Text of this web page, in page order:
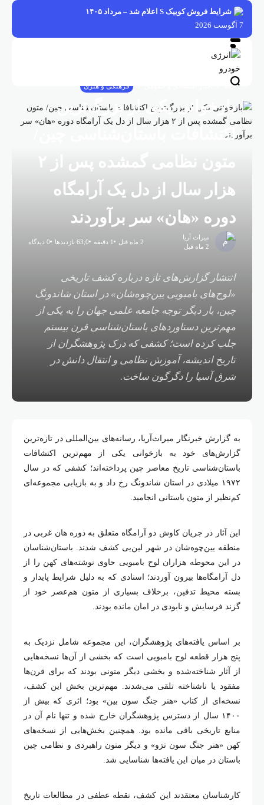
رفتن
محتوا
شرایط فروش کوییک S اعلام شد – مرداد ۱۴۰۵
7 آگوست 2026
خانه فرهنگی و هنری
بازخوانی یکی از بزرگ‌ترین
اکتشافات باستان‌شناسی چین/
هزار سال از دل یک آرامگاه
دوره «هان» سر برآوردند
میراث آریا
2 ماه قبل
2 ماه قبل 1 دقیقه 63,0 بازدیدها 0 دیدگاه
انتشار گزارش‌های تازه درباره کشف تاریخی
«لوح‌های بامبویی یین‌چوه‌شان» در استان شاندونگ
چین، بار دیگر توجه جامعه علمی جهان را به یکی از
مهم‌ترین دستاوردهای باستان‌شناسی قرن بیستم
جلب کرده است؛ کشفی که درک پژوهشگران از
تاریخ اندیشه، آموزش نظامی و انتقال دانش در
شرق آسیا را دگرگون ساخت.
به گزارش خبرنگار میراث‌آریا، رسانه‌های بین‌المللی در تازه‌ترین
گزارش‌های خود به بازخوانی یکی از مهم‌ترین اکتشافات
باستان‌شناسی تاریخ معاصر چین پرداخته‌اند؛ کشفی که در سال
۱۹۷۲ میلادی در استان شاندونگ رخ داد و به بازیابی مجموعه‌ای
کم‌نظیر از متون باستانی انجامید.
این آثار در جریان کاوش دو آرامگاه متعلق به دوره هان غربی در
منطقه یین‌چوه‌شان در شهر لین‌یی کشف شدند. باستان‌شناسان
در این محوطه هزاران لوح بامبویی حاوی نوشته‌های کهن را از
دل آرامگاه‌ها بیرون آوردند؛ اسنادی که به دلیل شرایط پایدار و
بسته محیط تدفین، برخلاف بسیاری از متون هم‌عصر خود از
گزند فرسایش و نابودی در امان مانده بودند.
بر اساس یافته‌های پژوهشگران، این مجموعه شامل نزدیک به
پنج هزار قطعه لوح بامبویی است که بخشی از آن‌ها نسخه‌هایی
از آثار شناخته‌شده و بخشی دیگر متونی بودند که برای قرن‌ها
مفقود یا ناشناخته تلقی می‌شدند. مهم‌ترین بخش این کشف،
نسخه‌ای از کتاب «هنر جنگ سون بین» بود؛ اثری که بیش از
۱۴۰۰ سال از دسترس پژوهشگران خارج شده و تنها نام آن در
منابع تاریخی باقی مانده بود. همچنین بخش‌هایی از نسخه‌های
کهن «هنر جنگ سون تزو» و دیگر متون راهبردی و نظامی چین
باستان در میان این یافته‌ها شناسایی شد.
کارشناسان معتقدند این کشف، نقطه عطفی در مطالعات تاریخ